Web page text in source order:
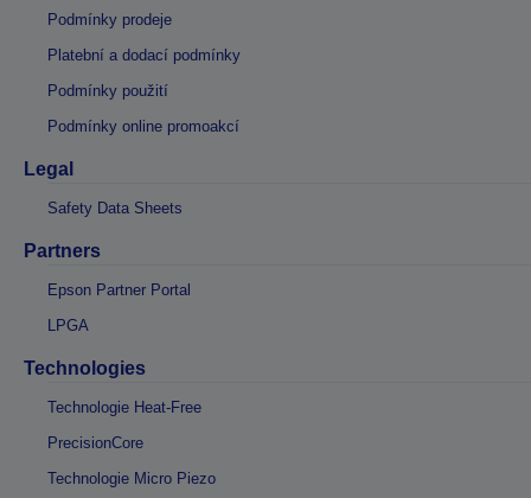
Podmínky prodeje
Platební a dodací podmínky
Podmínky použití
Podmínky online promoakcí
Legal
Safety Data Sheets
Partners
Epson Partner Portal
LPGA
Technologies
Technologie Heat-Free
PrecisionCore
Technologie Micro Piezo